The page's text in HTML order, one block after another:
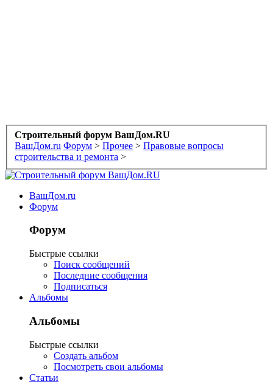
Строительный форум ВашДом.RU
ВашДом.ru Форум > Прочее > Правовые вопросы
строительства и ремонта >
ВашДом.ru
Форум
Форум
Быстрые ссылки
Поиск сообщений
Последние сообщения
Подписаться
Альбомы
Альбомы
Быстрые ссылки
Создать альбом
Посмотреть свои альбомы
Статьи